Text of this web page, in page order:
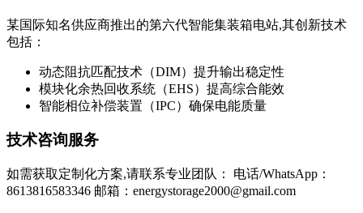
某国际知名供应商推出的第六代智能集装箱电站,其创新技术
包括：
动态阻抗匹配技术（DIM）提升输出稳定性
模块化余热回收系统（EHS）提高综合能效
智能相位补偿装置（IPC）确保电能质量
技术咨询服务
如需获取定制化方案,请联系专业团队： 电话/WhatsApp：
8613816583346 邮箱： energystorage2000@gmail.com